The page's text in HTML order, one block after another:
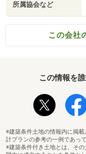
所属協会など
この会社
この情報を
※建築条件土地の情報内に掲
計プランの参考の一例であっ
※建築条件付き土地とは、そ